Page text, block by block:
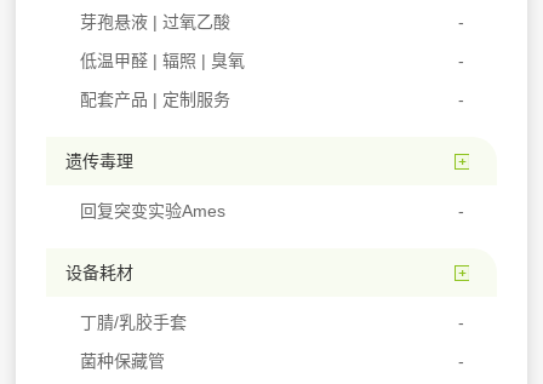
芽孢悬液 | 过氧乙酸
低温甲醛 | 辐照 | 臭氧
配套产品 | 定制服务
遗传毒理
回复突变实验Ames
设备耗材
丁腈/乳胶手套
菌种保藏管